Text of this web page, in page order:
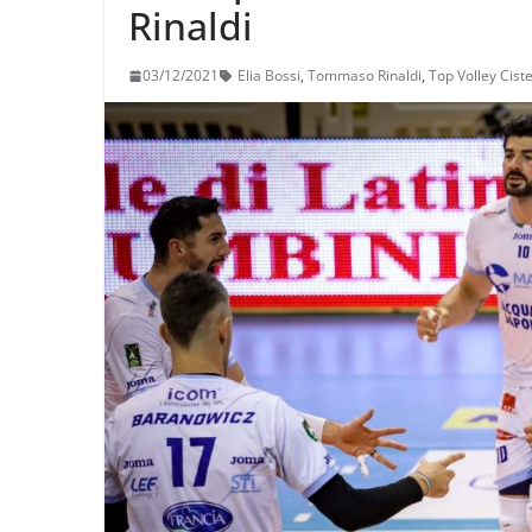
Rinaldi
03/12/2021 Elia Bossi, Tommaso Rinaldi, Top Volley